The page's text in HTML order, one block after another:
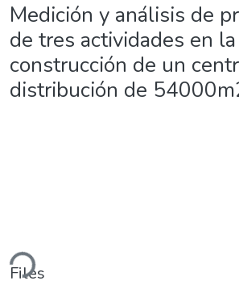
Medición y análisis de
de tres actividades en la
construcción de un
distribución de
Files